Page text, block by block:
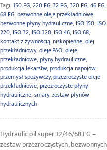
Tagi: 150 FG, 220 FG, 32 FG, 320 FG, 46 FG,
68 FG, bezwonne oleje przekładniowe,
bezwonne płyny hydrauliczne, ISO 150, ISO
220, ISO 32, ISO 320, ISO 46, ISO 68,
kontakt z żywnością, niskopienne, olej
przekładniowy, oleje PAO, oleje
przekładniowe, płyny hydrauliczne,
produkcja lekarstw, produkcja napojów,
przemysł spożywczy, przezroczyste oleje
przekładniowe, przezroczyste płyny
hydrauliczne, smary, zestaw płynów
hydraulicznych
Hydraulic oil super 32/46/68 FG –
zestaw przezroczystych, bezwonnych